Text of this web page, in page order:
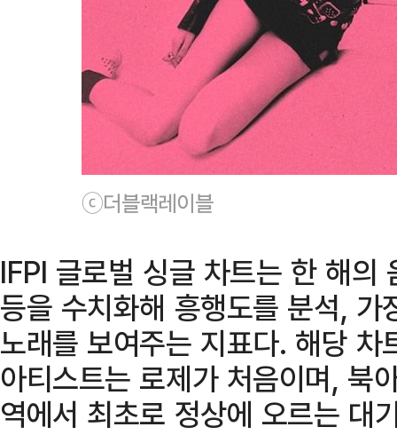
ⓒ더블랙레이블
IFPI 글로벌 싱글 차트는 한 해의
등을 수치화해 흥행도를 분석,
노래를 보여주는 지표다. 해당
아티스트는 로제가 처음이며, 북
역에서 최초로 정상에 오르는 대